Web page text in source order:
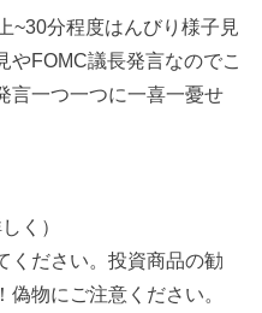
~30分程度はんびり様子見
やFOMC議長発言なのでこ
言一つ一つに一喜一憂せ
く）
ください。投資商品の勧
物にご注意ください。